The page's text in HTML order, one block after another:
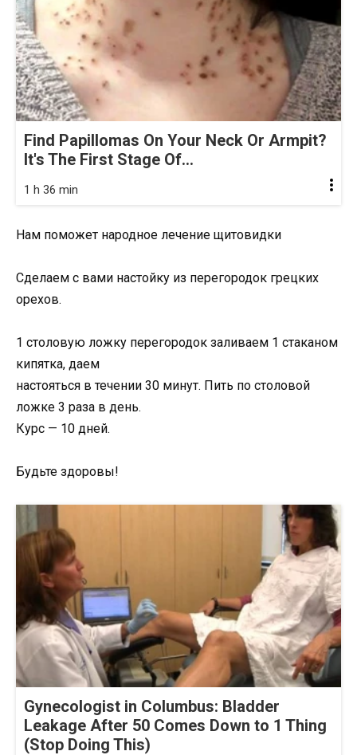
Find Papillomas On Your Neck Or Armpit?
It's The First Stage Of...
1 h 36 min
Нам поможет народное лечение щитовидки
Сделаем с вами настойку из перегородок грецких
орехов.
1 столовую ложку перегородок заливаем 1 стаканом
кипятка, даем
настояться в течении 30 минут. Пить по столовой
ложке 3 раза в день.
Курс — 10 дней.
Будьте здоровы!
Gynecologist in Columbus: Bladder
Leakage After 50 Comes Down to 1 Thing
(Stop Doing This)